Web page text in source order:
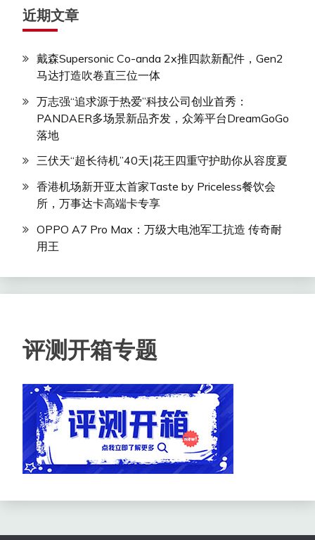
近期文章
戴森Supersonic Co-anda 2x推四款新配件，Gen2
马达打造吹卷直三位一体
万志强“追求源于热爱”科技公司创业首秀：
PANDAER多场景新品齐发，众筹平台DreamGoGo
落地
三伏天“超长待机”40天|花王四重守护助你从容度夏
香港机场新开亚太首家Taste by Priceless餐饮会
所，万事达卡高端卡专享
OPPO A7 Pro Max：万级大电池军工抗造 传奇耐
用王
评测开箱专题